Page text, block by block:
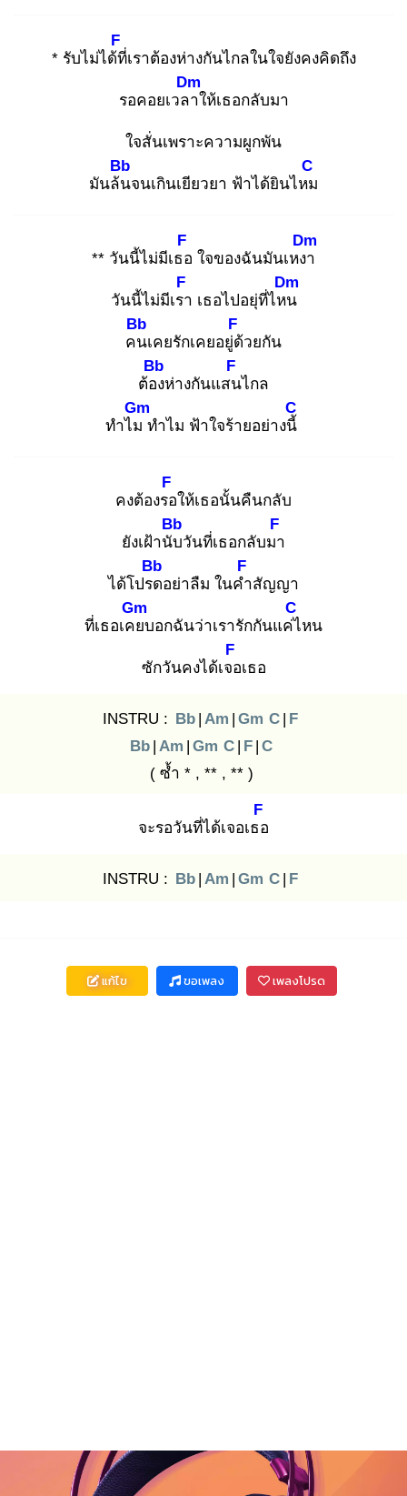
* รับไม่ได้ที่
F
เราต้องห่างกันไกลในใจยังคงคิดถึง
รอคอยเวลา
Dm
ให้เธอกลับมา
ใจสั่นเพราะความผูกพัน
มันล้น
Bb
จนเกินเยียวยา ฟ้าได้ยินไหม
C
** วันนี้ไม่มีเธอ
F
ใจของฉันมันเหงา
Dm
วันนี้ไม่มีเรา
F
เธอไปอยุ่ที่ไหน
Dm
คน
Bb
เคยรักเคยอยู่ด้
F
วยกัน
ต้อง
Bb
ห่างกันแสน
F
ไกล
ทำไม
Gm
ทำไม ฟ้าใจร้ายอย่างนี้
C
คงต้องรอ
F
ให้เธอนั้นคืนกลับ
ยังเฝ้านับ
Bb
วันที่เธอกลับมา
F
ได้โปรด
Bb
อย่าลืม ในคำ
F
สัญญา
ที่เธอเคย
Gm
บอกฉันว่าเรารักกันแค่ไ
C
หน
ซักวันคงได้เจอ
F
เธอ
INSTRU : Bb | Am | Gm C | F
Bb | Am | Gm C | F | C
( ซ้ำ * , ** , ** )
จะรอวันที่ได้เจอเธอ
F
INSTRU : Bb | Am | Gm C | F
แก้ไข ขอเพลง เพลงโปรด